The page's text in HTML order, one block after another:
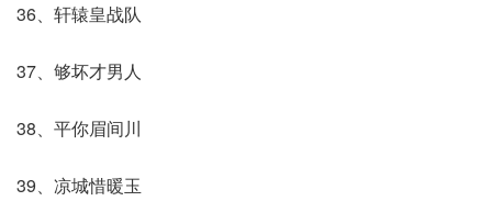
36、轩辕皇战队
37、够坏才男人ゝ
38、平你眉间川
39、凉城惜暖玉